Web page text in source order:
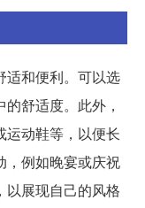
适和便利。可以选
舒适度。此外，
运动鞋等，以便长
，例如晚宴或庆祝
以展现自己的风格